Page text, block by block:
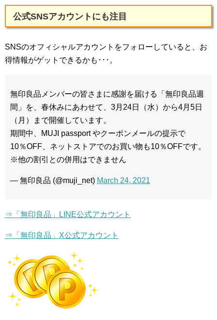
公式SNSアカウントにも注目
SNSのオフィシャルアカウントをフォローしていると、お
得情報がゲットできるかも･･･。
無印良品メンバーの皆さまに感謝を届ける「無印良品週
間」を、春休みにあわせて、3月24日（水）から4月5日
（月）まで開催しています。
期間中、MUJI passport やクーポンメールの提示で
10％OFF、ネットストアでのお買い物も10％OFFです。
※他の割引との併用はできません
— 無印良品 (@muji_net) March 24, 2021
⇒「無印良品」LINE公式アカウント
⇒「無印良品」X公式アカウント